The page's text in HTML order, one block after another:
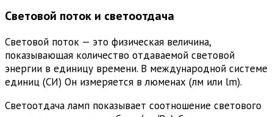
Световой поток и светоотдача
Световой поток — это физическая величина,
показывающая количество отдаваемой световой
энергии в единицу времени. В международной системе
единиц (СИ) Он измеряется в люменах (лм или lm).
Светоотдача ламп показывает соотношение светового